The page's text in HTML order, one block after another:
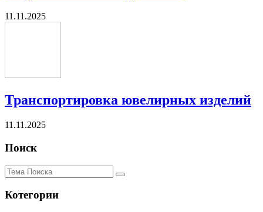
11.11.2025
Транспортировка ювелирных изделий
11.11.2025
Поиск
Котегории